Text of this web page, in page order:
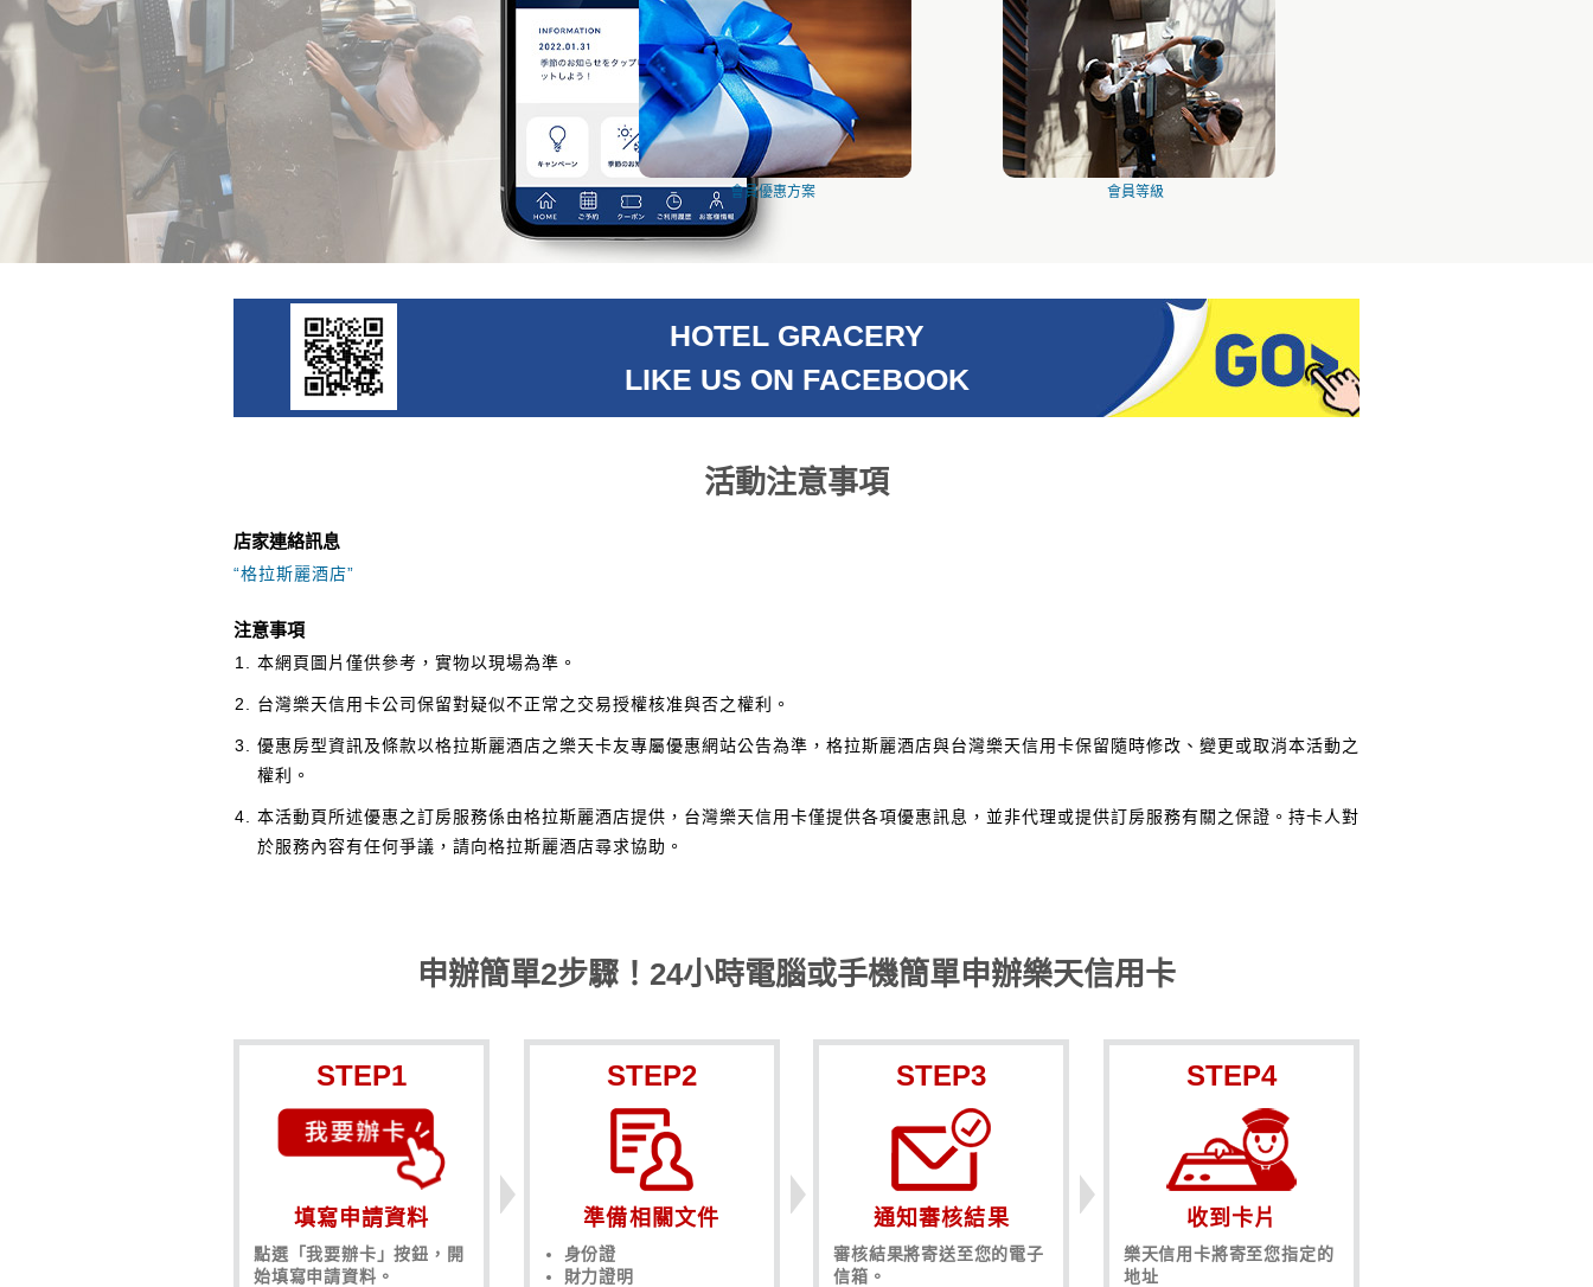
會員等級
會員優惠方案
HOTEL GRACERY
LIKE US ON FACEBOOK
活動注意事項
店家連絡訊息
“格拉斯麗酒店”
注意事項
本網頁圖片僅供參考，實物以現場為準。
台灣樂天信用卡公司保留對疑似不正常之交易授權核准與否之權利。
優惠房型資訊及條款以格拉斯麗酒店之樂天卡友專屬優惠網站公告為準，格拉斯麗酒店與台灣樂天信用卡保留隨時修改、變更或取消本活動之
權利。
本活動頁所述優惠之訂房服務係由格拉斯麗酒店提供，台灣樂天信用卡僅提供各項優惠訊息，並非代理或提供訂房服務有關之保證。持卡人對
於服務內容有任何爭議，請向格拉斯麗酒店尋求協助。
申辦簡單2步驟！24小時電腦或手機簡單申辦樂天信用卡
STEP1
填寫申請資料
點選「我要辦卡」按鈕，開
始填寫申請資料。
STEP2
準備相關文件
身份證
財力證明
STEP3
通知審核結果
審核結果將寄送至您的電子
信箱。
STEP4
收到卡片
樂天信用卡將寄至您指定的
地址